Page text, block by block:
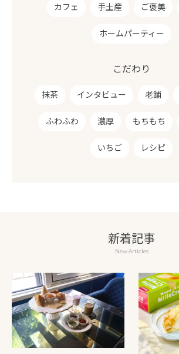
カフェ 手土産 ご褒美
ホームパーティー
こだわり
抹茶 インタビュー 老舗
ふわふわ 濃厚 もちもち
いちご レシピ
新着記事
New Articles